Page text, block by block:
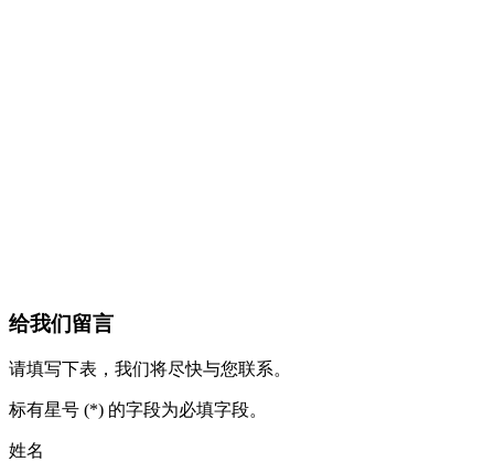
给我们留言
请填写下表，我们将尽快与您联系。
标有星号 (*) 的字段为必填字段。
姓名